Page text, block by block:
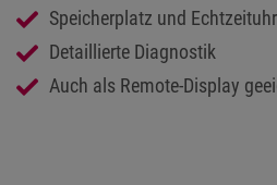
Speicherplatz und Echtzeituhr
Detaillierte Diagnostik
Auch als Remote-Display